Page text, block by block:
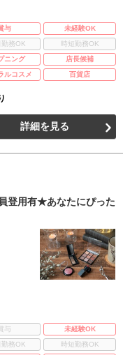
与
未経験OK
勤務OK
時短勤務OK
ニング
店長候補
ルコスメ 百貨店
詳細を見る
登用有★あなたにぴった
与
未経験OK
勤務OK
時短勤務OK